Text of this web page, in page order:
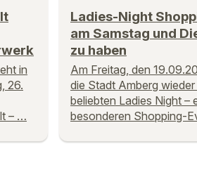
in
26.
– …
Ladies-Night
am Samstag und
zu haben
Am Freitag, den
die Stadt Amberg
beliebten Ladies Night –
besonderen Shopping-